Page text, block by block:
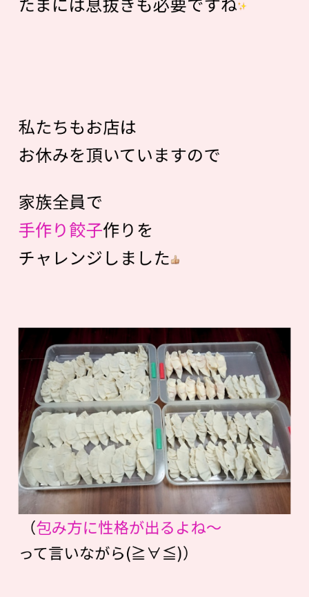
私たちもお店は
お休みを頂いていますので
家族全員で
手作り餃子作りを
チャレンジしました
（包み方に性格が出るよね〜
って言いながら(≧∀≦)）